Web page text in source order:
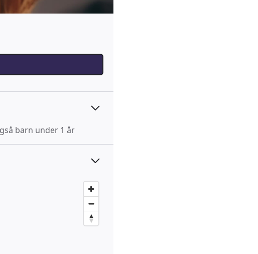
barn under 1 år